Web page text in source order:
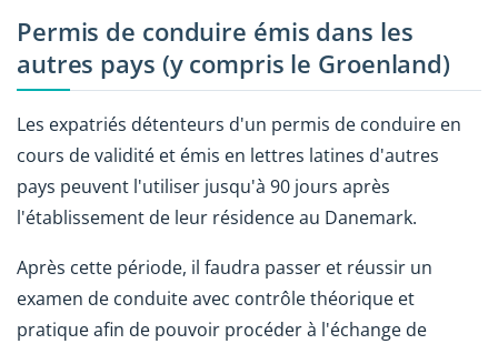
Permis de conduire émis dans les
autres pays (y compris le Groenland)
Les expatriés détenteurs d'un permis de conduire en
cours de validité et émis en lettres latines d'autres
pays peuvent l'utiliser jusqu'à 90 jours après
l'établissement de leur résidence au Danemark.
Après cette période, il faudra passer et réussir un
examen de conduite avec contrôle théorique et
pratique afin de pouvoir procéder à l'échange de